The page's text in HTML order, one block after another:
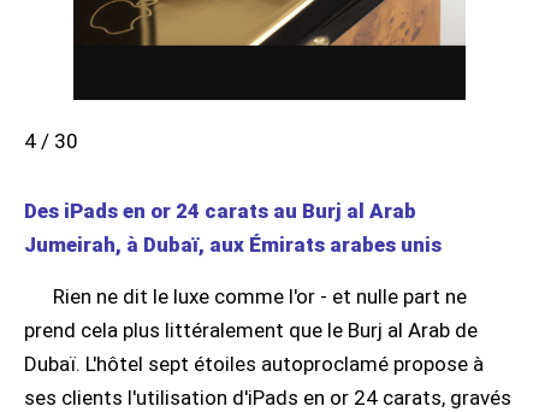
4 / 30
Des iPads en or 24 carats au Burj al Arab
Jumeirah, à Dubaï, aux Émirats arabes unis
Rien ne dit le luxe comme l'or - et nulle part ne
prend cela plus littéralement que le Burj al Arab de
Dubaï. L'hôtel sept étoiles autoproclamé propose à
ses clients l'utilisation d'iPads en or 24 carats, gravés